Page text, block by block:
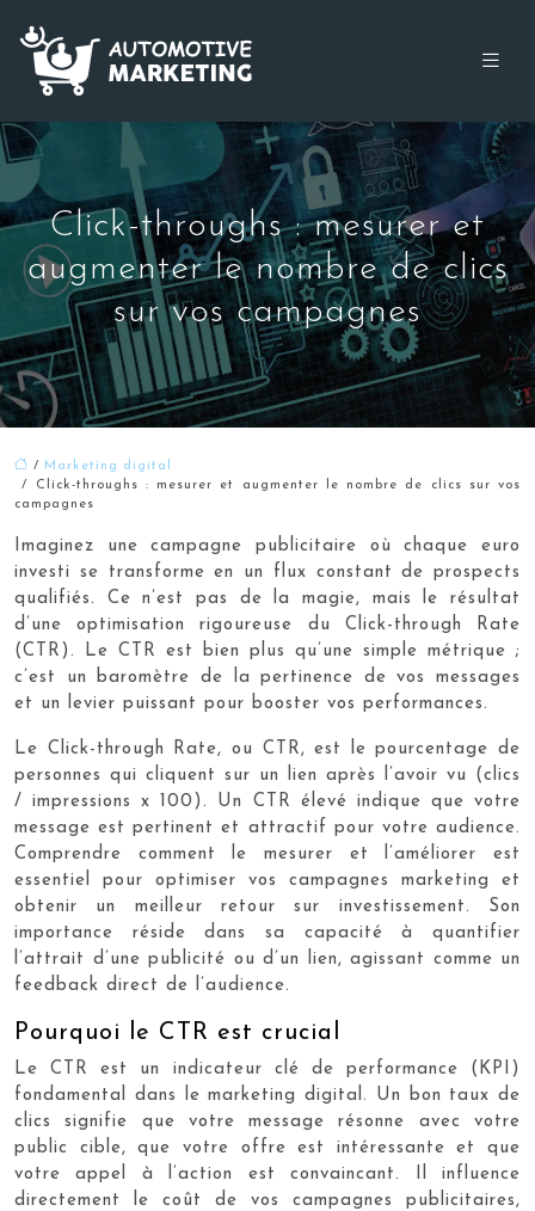
Click-throughs : mesurer et
augmenter le nombre de clics
sur vos campagnes
/
Marketing digital
/ Click-throughs : mesurer et augmenter le nombre de clics sur vos
campagnes
Imaginez une campagne publicitaire où chaque euro
investi se transforme en un flux constant de prospects
qualifiés. Ce n’est pas de la magie, mais le résultat
d’une optimisation rigoureuse du Click-through Rate
(CTR). Le CTR est bien plus qu’une simple métrique ;
c’est un baromètre de la pertinence de vos messages
et un levier puissant pour booster vos performances.
Le Click-through Rate, ou CTR, est le pourcentage de
personnes qui cliquent sur un lien après l’avoir vu (clics
/ impressions x 100). Un CTR élevé indique que votre
message est pertinent et attractif pour votre audience.
Comprendre comment le mesurer et l’améliorer est
essentiel pour optimiser vos campagnes marketing et
obtenir un meilleur retour sur investissement. Son
importance réside dans sa capacité à quantifier
l’attrait d’une publicité ou d’un lien, agissant comme un
feedback direct de l’audience.
Pourquoi le CTR est crucial
Le CTR est un indicateur clé de performance (KPI)
fondamental dans le marketing digital. Un bon taux de
clics signifie que votre message résonne avec votre
public cible, que votre offre est intéressante et que
votre appel à l’action est convaincant. Il influence
directement le coût de vos campagnes publicitaires,